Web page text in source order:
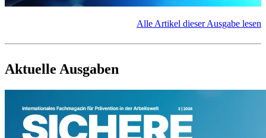
Alle Artikel dieser Ausgabe lesen
Aktuelle Ausgaben